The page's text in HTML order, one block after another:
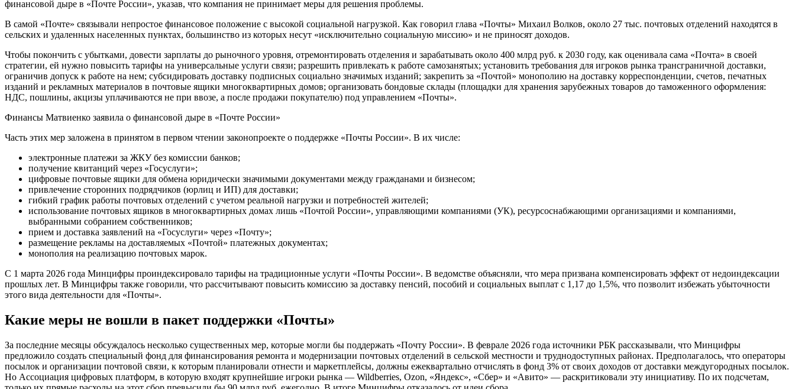
финансовой дыре в «Почте России», указав, что компания не принимает меры для решения проблемы.
В самой «Почте» связывали непростое финансовое положение с высокой социальной нагрузкой. Как говорил глава «Почты» Михаил Волков, около 27 тыс. почтовых отделений находятся в
сельских и удаленных населенных пунктах, большинство из которых несут «исключительно социальную миссию» и не приносят доходов.
Чтобы покончить с убытками, довести зарплаты до рыночного уровня, отремонтировать отделения и зарабатывать около 400 млрд руб. к 2030 году, как оценивала сама «Почта» в своей
стратегии, ей нужно повысить тарифы на универсальные услуги связи; разрешить привлекать к работе самозанятых; установить требования для игроков рынка трансграничной доставки,
ограничив допуск к работе на нем; субсидировать доставку подписных социально значимых изданий; закрепить за «Почтой» монополию на доставку корреспонденции, счетов, печатных
изданий и рекламных материалов в почтовые ящики многоквартирных домов; организовать бондовые склады (площадки для хранения зарубежных товаров до таможенного оформления:
НДС, пошлины, акцизы уплачиваются не при ввозе, а после продажи покупателю) под управлением «Почты».
Финансы Матвиенко заявила о финансовой дыре в «Почте России»
Часть этих мер заложена в принятом в первом чтении законопроекте о поддержке «Почты России». В их числе:
электронные платежи за ЖКУ без комиссии банков;
получение квитанций через «Госуслуги»;
цифровые почтовые ящики для обмена юридически значимыми документами между гражданами и бизнесом;
привлечение сторонних подрядчиков (юрлиц и ИП) для доставки;
гибкий график работы почтовых отделений с учетом реальной нагрузки и потребностей жителей;
использование почтовых ящиков в многоквартирных домах лишь «Почтой России», управляющими компаниями (УК), ресурсоснабжающими организациями и компаниями,
выбранными собранием собственников;
прием и доставка заявлений на «Госуслуги» через «Почту»;
размещение рекламы на доставляемых «Почтой» платежных документах;
монополия на реализацию почтовых марок.
С 1 марта 2026 года Минцифры проиндексировало тарифы на традиционные услуги «Почты России». В ведомстве объясняли, что мера призвана компенсировать эффект от недоиндексации
прошлых лет. В Минцифры также говорили, что рассчитывают повысить комиссию за доставку пенсий, пособий и социальных выплат с 1,17 до 1,5%, что позволит избежать убыточности
этого вида деятельности для «Почты».
Какие меры не вошли в пакет поддержки «Почты»
За последние месяцы обсуждалось несколько существенных мер, которые могли бы поддержать «Почту России». В феврале 2026 года источники РБК рассказывали, что Минцифры
предложило создать специальный фонд для финансирования ремонта и модернизации почтовых отделений в сельской местности и труднодоступных районах. Предполагалось, что операторы
посылок и организации почтовой связи, к которым планировали отнести и маркетплейсы, должны ежеквартально отчислять в фонд 3% от своих доходов от доставки междугородных посылок.
Но Ассоциация цифровых платформ, в которую входят крупнейшие игроки рынка — Wildberries, Ozon, «Яндекс», «Сбер» и «Авито» — раскритиковали эту инициативу. По их подсчетам,